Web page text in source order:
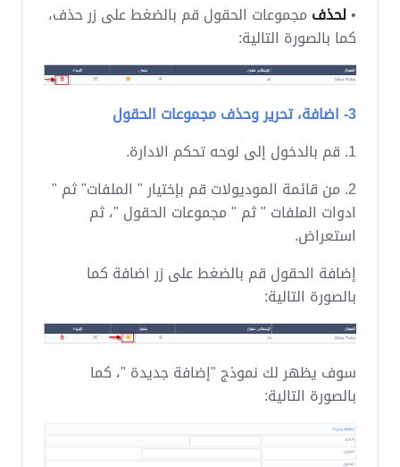
•لحذف مجموعات الحقول قم بالضغط على زر حذف،
كما بالصورة التالية:
3- اضافة، تحرير وحذف مجموعات الحقول
1. قم بالدخول إلى لوحه تحكم الادارة.
2. من قائمة الموديولات قم بإختيار " الملفات" ثم "
ادوات الملفات " ثم " مجموعات الحقول "، ثم
استعراض.
إضافة الحقول قم بالضغط على زر اضافة كما
بالصورة التالية:
سوف يظهر لك نموذج "إضافة جديدة "، كما
بالصورة التالية: